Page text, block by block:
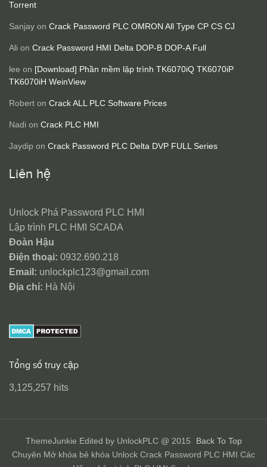
Torrent
Sanjay on Crack Password PLC OMRON All Type CP CS CJ
Ali on Crack Password HMI Delta DOP-B DOP-A Full
lee on [Download] Phần mềm lập trình TK6070iQ TK6070iP
TK6070iH WeinView
Robert on Crack ALL PLC Software Prices
Nadi on Crack PLC HMI
Jaydip on Crack Password PLC Delta DVP FULL Series
Liên hệ
Unlock Phá Password PLC HMI
Lập trình PLC HMI SCADA
Đoàn Hậu
Điện thoại: 0932.690.218
Email: unlockplc123@gmail.com
Địa chỉ: Hà Nội
Tổng số truy cập
3,125,257 hits
ThemeJunkie Edited by UnlockPLC @ 2015
Back To Top
Chuyên Mở khóa bẻ khóa Unlock Crack Password PLC HMI Các